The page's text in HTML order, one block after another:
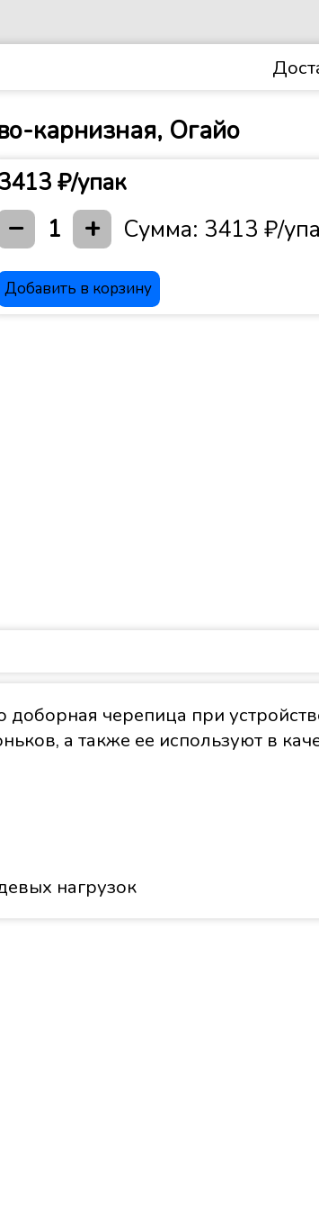
карнизная, Огайо
3413 ₽/упак
− 1 + Сумма: 3413 ₽/
Добавить в корзину
черепица при
а также ее используют в
нагрузок